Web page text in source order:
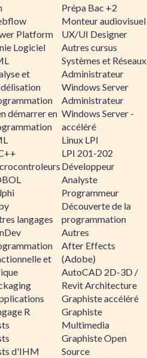
Platform
Logiciel
et
démarrer en
langages
et
R
d'IHM
Prépa Bac +2
Monteur audiovisuel
UX/UI Designer
Autres cursus
Systèmes et Réseaux
Administrateur
Windows Server
Administrateur
Windows Server -
accéléré
Linux LPI
LPI 201-202
Développeur
Analyste
Programmeur
Découverte de la
programmation
Autres
After Effects
(Adobe)
AutoCAD 2D-3D /
Revit Architecture
Graphiste accéléré
Graphiste
Multimedia
Graphiste Open
Source